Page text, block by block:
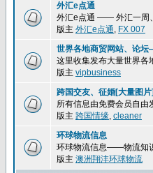
外汇e点通
外汇e点通 —— 外汇一周
版主 外汇e点通, FX 007
世界各地商贸网站、论
这里收集发布大量世界各
版主 vipbusiness
跨国交友、征婚[大量图片]
所有信息由免费会员自由
版主 跨国情缘, cleaner
环球物流信息
环球物流信息——物流知
版主 澳洲翔沣环球物流